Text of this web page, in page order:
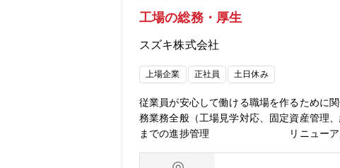
工場の総務・厚生
スズキ株式会社
上場企業 正社員 土日休み
従業員が安心して働ける職場を作るために
務業務全般（工場見学対応、固定資産管理
までの進捗管理 リニューアルの推進
従業員が、安全・健康で、効率良く、生産